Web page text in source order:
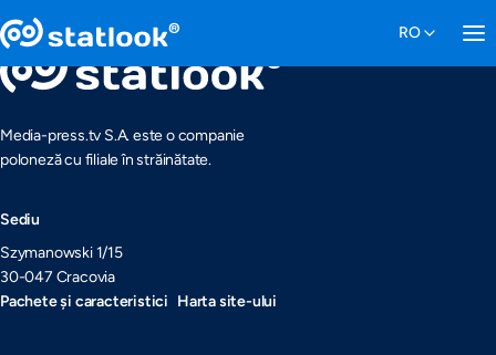
Media-press.tv S.A. este o companie
poloneză cu filiale în străinătate.
Sediu
Szymanowski 1/15
30-047 Cracovia
Pachete și caracteristici Harta site-ului